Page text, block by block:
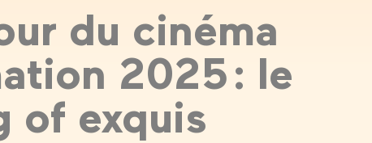
du cinéma
2025 : le
of exquis